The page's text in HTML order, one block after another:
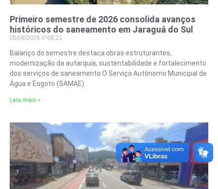
Primeiro semestre de 2026 consolida avanços
históricos do saneamento em Jaraguá do Sul
05/08/2026 08:21
Balanço do semestre destaca obras estruturantes,
modernização da autarquia, sustentabilidade e fortalecimento
dos serviços de saneamento O Serviço Autônomo Municipal de
Água e Esgoto (SAMAE)
Leia mais »